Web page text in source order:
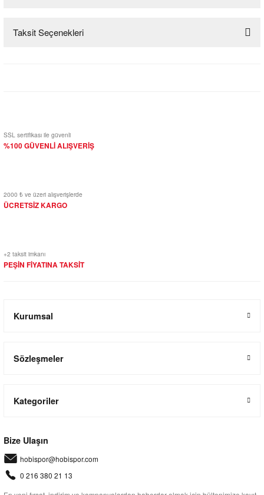
Bu ürüne ilk yorumu siz yapın!
Taksit Seçenekleri
SSL sertifikası ile güvenli
%100 GÜVENLİ ALIŞVERİŞ
2000 ₺ ve üzeri alışverişlerde
ÜCRETSİZ KARGO
+2 taksit imkanı
PEŞİN FİYATINA TAKSİT
Kurumsal
Sözleşmeler
Kategoriler
Bize Ulaşın
hobispor@hobispor.com
0 216 380 21 13